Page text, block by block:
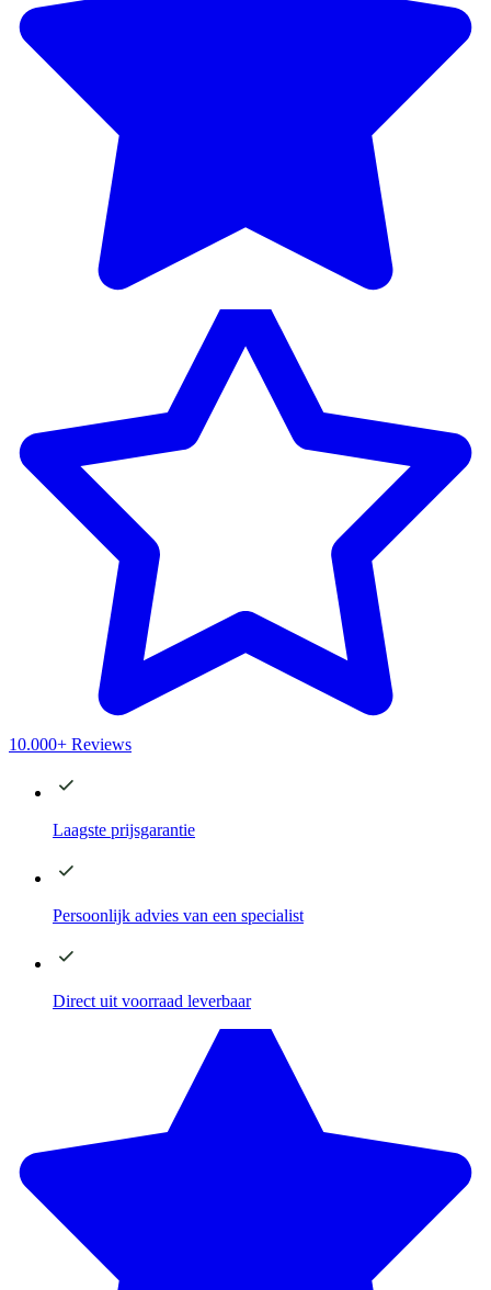
10.000+ Reviews
Laagste prijsgarantie
Persoonlijk advies van een specialist
Direct uit voorraad leverbaar